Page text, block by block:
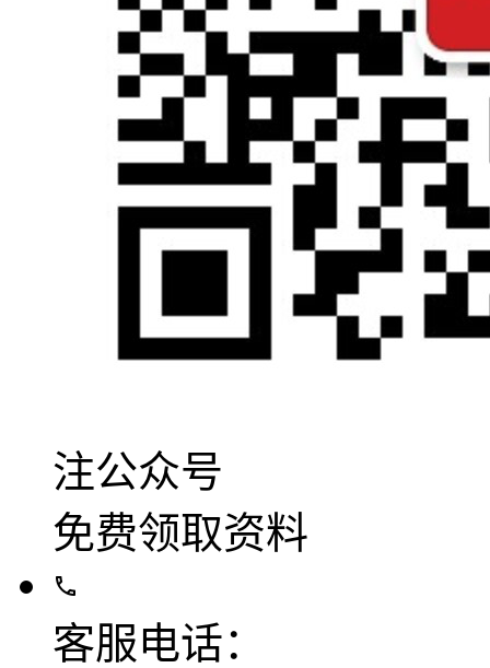
注公众号
免费领取资料
客服电话：